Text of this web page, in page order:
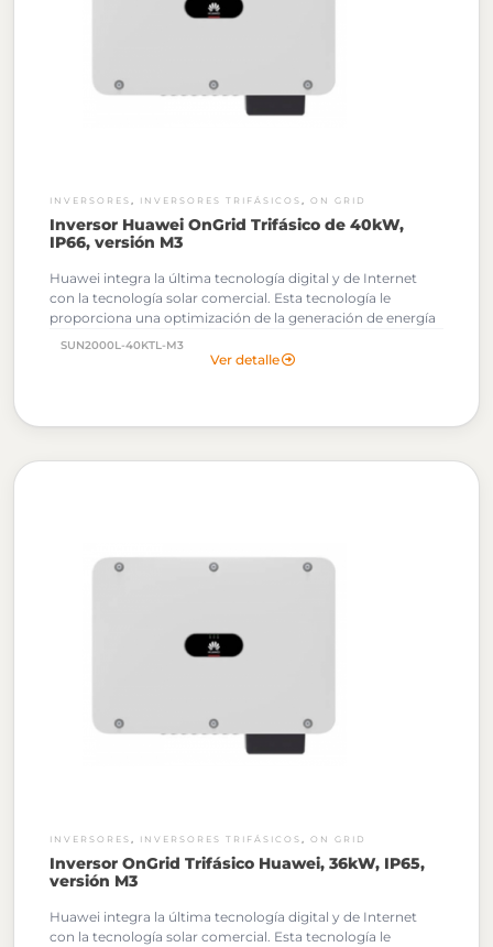
INVERSORES INVERSORES TRIFÁSICOS ON GRID
Inversor Huawei OnGrid Trifásico de 40kW,
IP66, versión M3
Huawei integra la última tecnología digital y de Internet
con la tecnología solar comercial. Esta tecnología le
proporciona una optimización de la generación de energía
fotovoltaica.Al solicitar tu cotización podrás descargar
gratuitamente los Archivos OND de este Inversor
SUN2000L-40KTL-M3
Ver detalle
INVERSORES INVERSORES TRIFÁSICOS ON GRID
Inversor OnGrid Trifásico Huawei, 36kW, IP65,
versión M3
Huawei integra la última tecnología digital y de Internet
con la tecnología solar comercial. Esta tecnología le